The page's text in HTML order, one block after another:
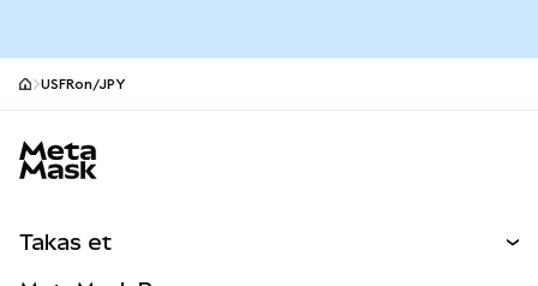
USFRon/JPY
Takas et